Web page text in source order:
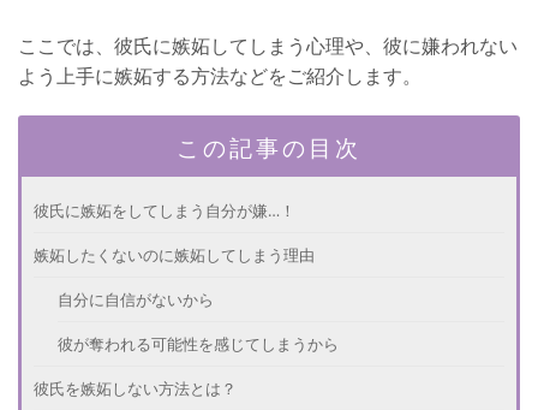
ここでは、彼氏に嫉妬してしまう心理や、彼に嫌われない
よう上手に嫉妬する方法などをご紹介します。
この記事の目次
彼氏に嫉妬をしてしまう自分が嫌…！
嫉妬したくないのに嫉妬してしまう理由
自分に自信がないから
彼が奪われる可能性を感じてしまうから
彼氏を嫉妬しない方法とは？